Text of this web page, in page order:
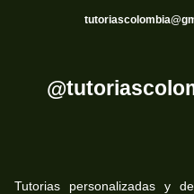
Tutorias personalizadas y de